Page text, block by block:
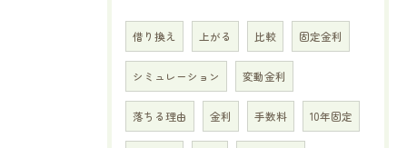
借り換え 上がる 比較 固定金利
シミュレーション 変動金利
落ちる理由 金利 手数料 10年固定